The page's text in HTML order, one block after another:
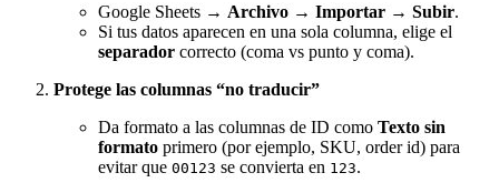
Google Sheets → Archivo → Importar → Subir.
Si tus datos aparecen en una sola columna, elige el
separador correcto (coma vs punto y coma).
Protege las columnas “no traducir”
Da formato a las columnas de ID como Texto sin
formato primero (por ejemplo, SKU, order id) para
evitar que 00123 se convierta en 123.